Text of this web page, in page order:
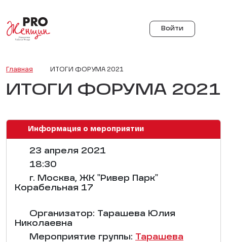
Войти
Главная ИТОГИ ФОРУМА 2021
ИТОГИ ФОРУМА 2021
Информация о мероприятии
23 апреля 2021
18:30
г. Москва, ЖК "Ривер Парк"
Корабельная 17
Организатор: Тарашева Юлия
Николаевна
Мероприятие группы:
Тарашева